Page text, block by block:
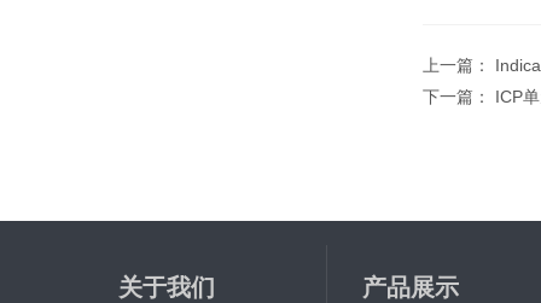
上一篇：
下一篇： ICP
关于我们 产品展示